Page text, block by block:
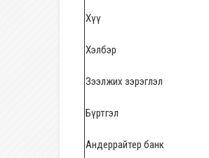
Хүү
Хэлбэр
Зээлжих зэрэглэл
Бүртгэл
Андеррайтер банк